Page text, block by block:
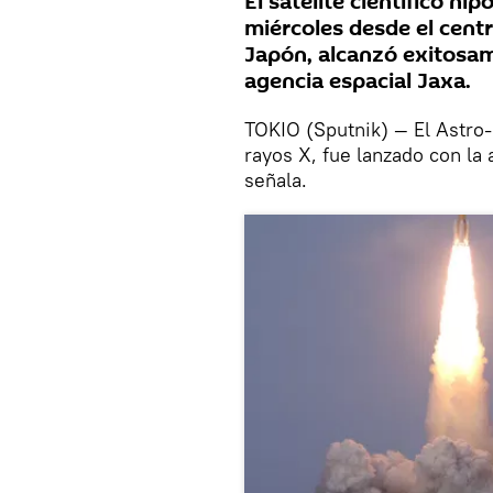
miércoles desde el
Japón, alcanzó
agencia espacial Jaxa.
TOKIO (Sputnik) — El
rayos X, fue lanzado con
señala.